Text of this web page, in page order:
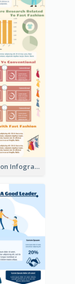
Fast Fashion Infographic